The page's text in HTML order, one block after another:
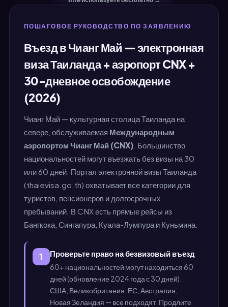
ПОШАГОВОЕ РУКОВОДСТВО ПО ЗАЯВЛЕНИЮ
Въезд в Чианг Май — электронная
виза Таиланда + аэропорт CNX +
30-дневное освобождение
(2026)
Чианг Май — культурная столица Таиланда на
севере, обслуживаемая Международным
аэропортом Чианг Май (CNX). Большинство
национальностей могут въезжать без визы на 30
или 60 дней. Портал электронной визы Таиланда
(thaievisa.go.th) охватывает все категории для
туристов, пенсионеров и долгосрочных
пребываний. В CNX есть прямые рейсы из
Бангкока, Сингапура, Куала-Лумпура и Куньмина.
1 Проверьте право на безвизовый въезд
60+ национальностей могут находиться 60
дней (обновление 2024 года с 30 дней).
США, Великобритания, ЕС, Австралия,
Новая Зеландия — все подходят. Продлите